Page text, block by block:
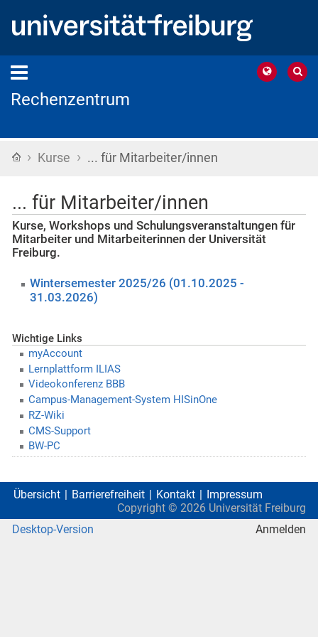
Rechenzentrum
Startseite
› Kurse › ... für Mitarbeiter/innen
... für Mitarbeiter/innen
Kurse, Workshops und Schulungsveranstaltungen für
Mitarbeiter und Mitarbeiterinnen der Universität
Freiburg.
Wintersemester 2025/26 (01.10.2025 -
31.03.2026)
Wichtige Links
myAccount
Lernplattform ILIAS
Videokonferenz BBB
Campus-Management-System HISinOne
RZ-Wiki
CMS-Support
BW-PC
Übersicht Barrierefreiheit Kontakt
Impressum
Copyright © 2026 Universität Freiburg
Desktop-Version
Anmelden